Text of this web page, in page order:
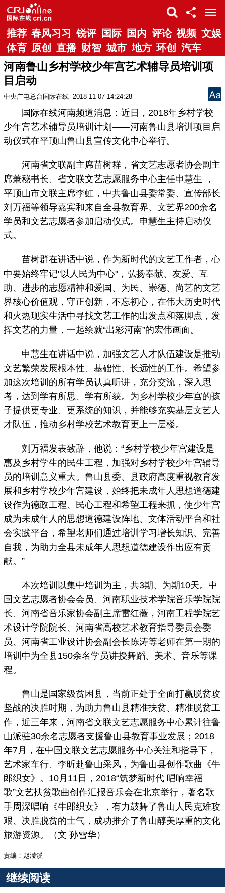
推荐 春风习习 锐评 国际 国内 评论 视频 文娱
体育 原创 直播 财智 城市 地方 环创 汽车
河南鲁山乡村学校少年宫艺术辅导员培训项
目启动
中央广电总台国际在线 2018-11-07 14:24:28
国际在线河南频道消息：近日，2018年乡村学校
少年宫艺术辅导员培训计划——河南鲁山县培训项目启
动仪式在平顶山鲁山县宣传文化中心举行。
河南省文联副主席苗树群，省文艺志愿者协会副主
席兼秘书长、省文联文艺志愿服务中心主任申慧生 ，
平顶山市文联主席李虹，中共鲁山县委常委、宣传部长
刘万福等领导嘉宾和来自全县教育界、文艺界200余名
学员和文艺志愿者参加启动仪式。申慧生主持启动仪
式。
苗树群在讲话中说，作为新时代的文艺工作者，心
中要始终牢记"以人民为中心"，弘扬奉献、友爱、互
助、进步的志愿精神和爱国、为民、崇德、尚艺的文艺
界核心价值观，守正创新，不忘初心，在伟大历史时代
和火热现实生活中寻找文艺工作的出发点和落脚点，发
挥文艺的力量，一起绘就“出彩河南”的宏伟画面。
申慧生在讲话中说，加强文艺人才队伍建设是推动
文艺繁荣发展根本性、基础性、长远性的工作。希望参
加这次培训的所有学员认真听讲，充分交流，深入思
考，达到学有所思、学有所获。为乡村学校少年宫的孩
子提供更专业、更系统的知识，并能够充实基层文艺人
才队伍，推动乡村学校艺术教育更上一层楼。
刘万福发表致辞，他说：“乡村学校少年宫建设是
惠及乡村学生的民生工程，加强对乡村学校少年宫辅导
员的培训意义重大。鲁山县委、县政府高度重视教育发
展和乡村学校少年宫建设，始终把未成年人思想道德建
设作为德政工程、民心工程和希望工程来抓，使少年宫
成为未成年人的思想道德建设阵地、文体活动平台和社
会实践平台，希望老师们通过培训学习增长知识、完善
自我，为助力全县未成年人思想道德建设作出应有贡
献。”
本次培训以集中培训为主，共3期、为期10天。中
国文艺志愿者协会会员、河南职业技术学院音乐学院院
长、河南省音乐家协会副主席雷红薇，河南工程学院艺
术设计学院院长、河南省高校艺术教育指导委员会委
员、河南省工业设计协会副会长陈涛等老师在第一期的
培训中为全县150余名学员讲授舞蹈、美术、音乐等课
程。
鲁山是国家级贫困县，当前正处于全面打赢脱贫攻
坚战的决胜时期，为助力鲁山县精准扶贫、精准脱贫工
作，近三年来，河南省文联文艺志愿服务中心累计往鲁
山派驻30余名志愿者支援鲁山县教育事业发展；2018
年7月，在中国文联文艺志愿服务中心关注和指导下，
艺术家车行、李昕赴鲁山采风，为鲁山县创作歌曲《牛
郎织女》。10月11日，2018“筑梦新时代 唱响幸福
歌”文艺扶贫歌曲创作汇报音乐会在北京举行，著名歌
手周深唱响《牛郎织女》，有力鼓舞了鲁山人民克难攻
艰、决胜脱贫的士气，成功推介了鲁山醇美厚重的文化
旅游资源。（文 孙雪华）
责编：赵滢溪
继续阅读